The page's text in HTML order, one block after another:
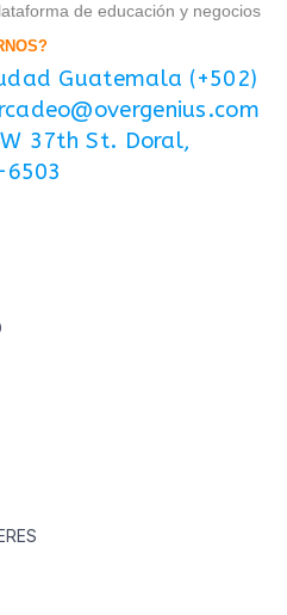
de educación y negocios
Guatemala (+502)
37th St. Doral,